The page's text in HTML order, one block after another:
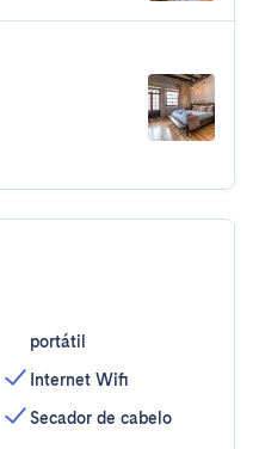
portátil
Internet Wifi
Secador de cabelo